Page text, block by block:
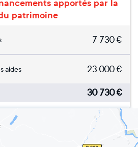
apportés par la
patrimoine
7 730€
aides 23 000€
30 730€